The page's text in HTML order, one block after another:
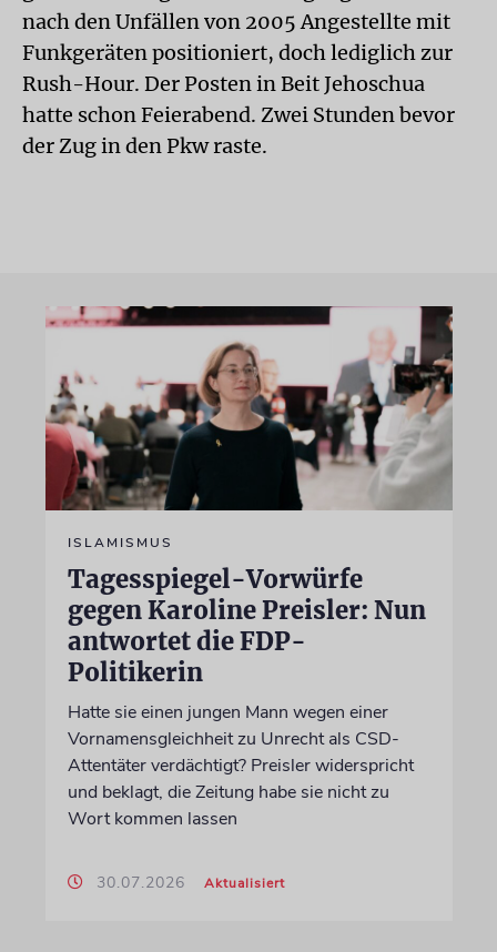
nach den Unfällen von 2005 Angestellte mit
Funkgeräten positioniert, doch lediglich zur
Rush-Hour. Der Posten in Beit Jehoschua
hatte schon Feierabend. Zwei Stunden bevor
der Zug in den Pkw raste.
ISLAMISMUS
Tagesspiegel-Vorwürfe
gegen Karoline Preisler: Nun
antwortet die FDP-
Politikerin
Hatte sie einen jungen Mann wegen einer
Vornamensgleichheit zu Unrecht als CSD-
Attentäter verdächtigt? Preisler widerspricht
und beklagt, die Zeitung habe sie nicht zu
Wort kommen lassen
30.07.2026 Aktualisiert